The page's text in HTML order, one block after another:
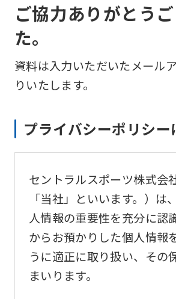
ご協力ありがとう
た。
資料は入力いただいたメール
りいたします。
プライバシーポリシー
セントラルスポーツ株式会
「当社」といいます。）は
人情報の重要性を充分に認
からお預かりした個人情報
うに適正に取り扱い、その
まいります。